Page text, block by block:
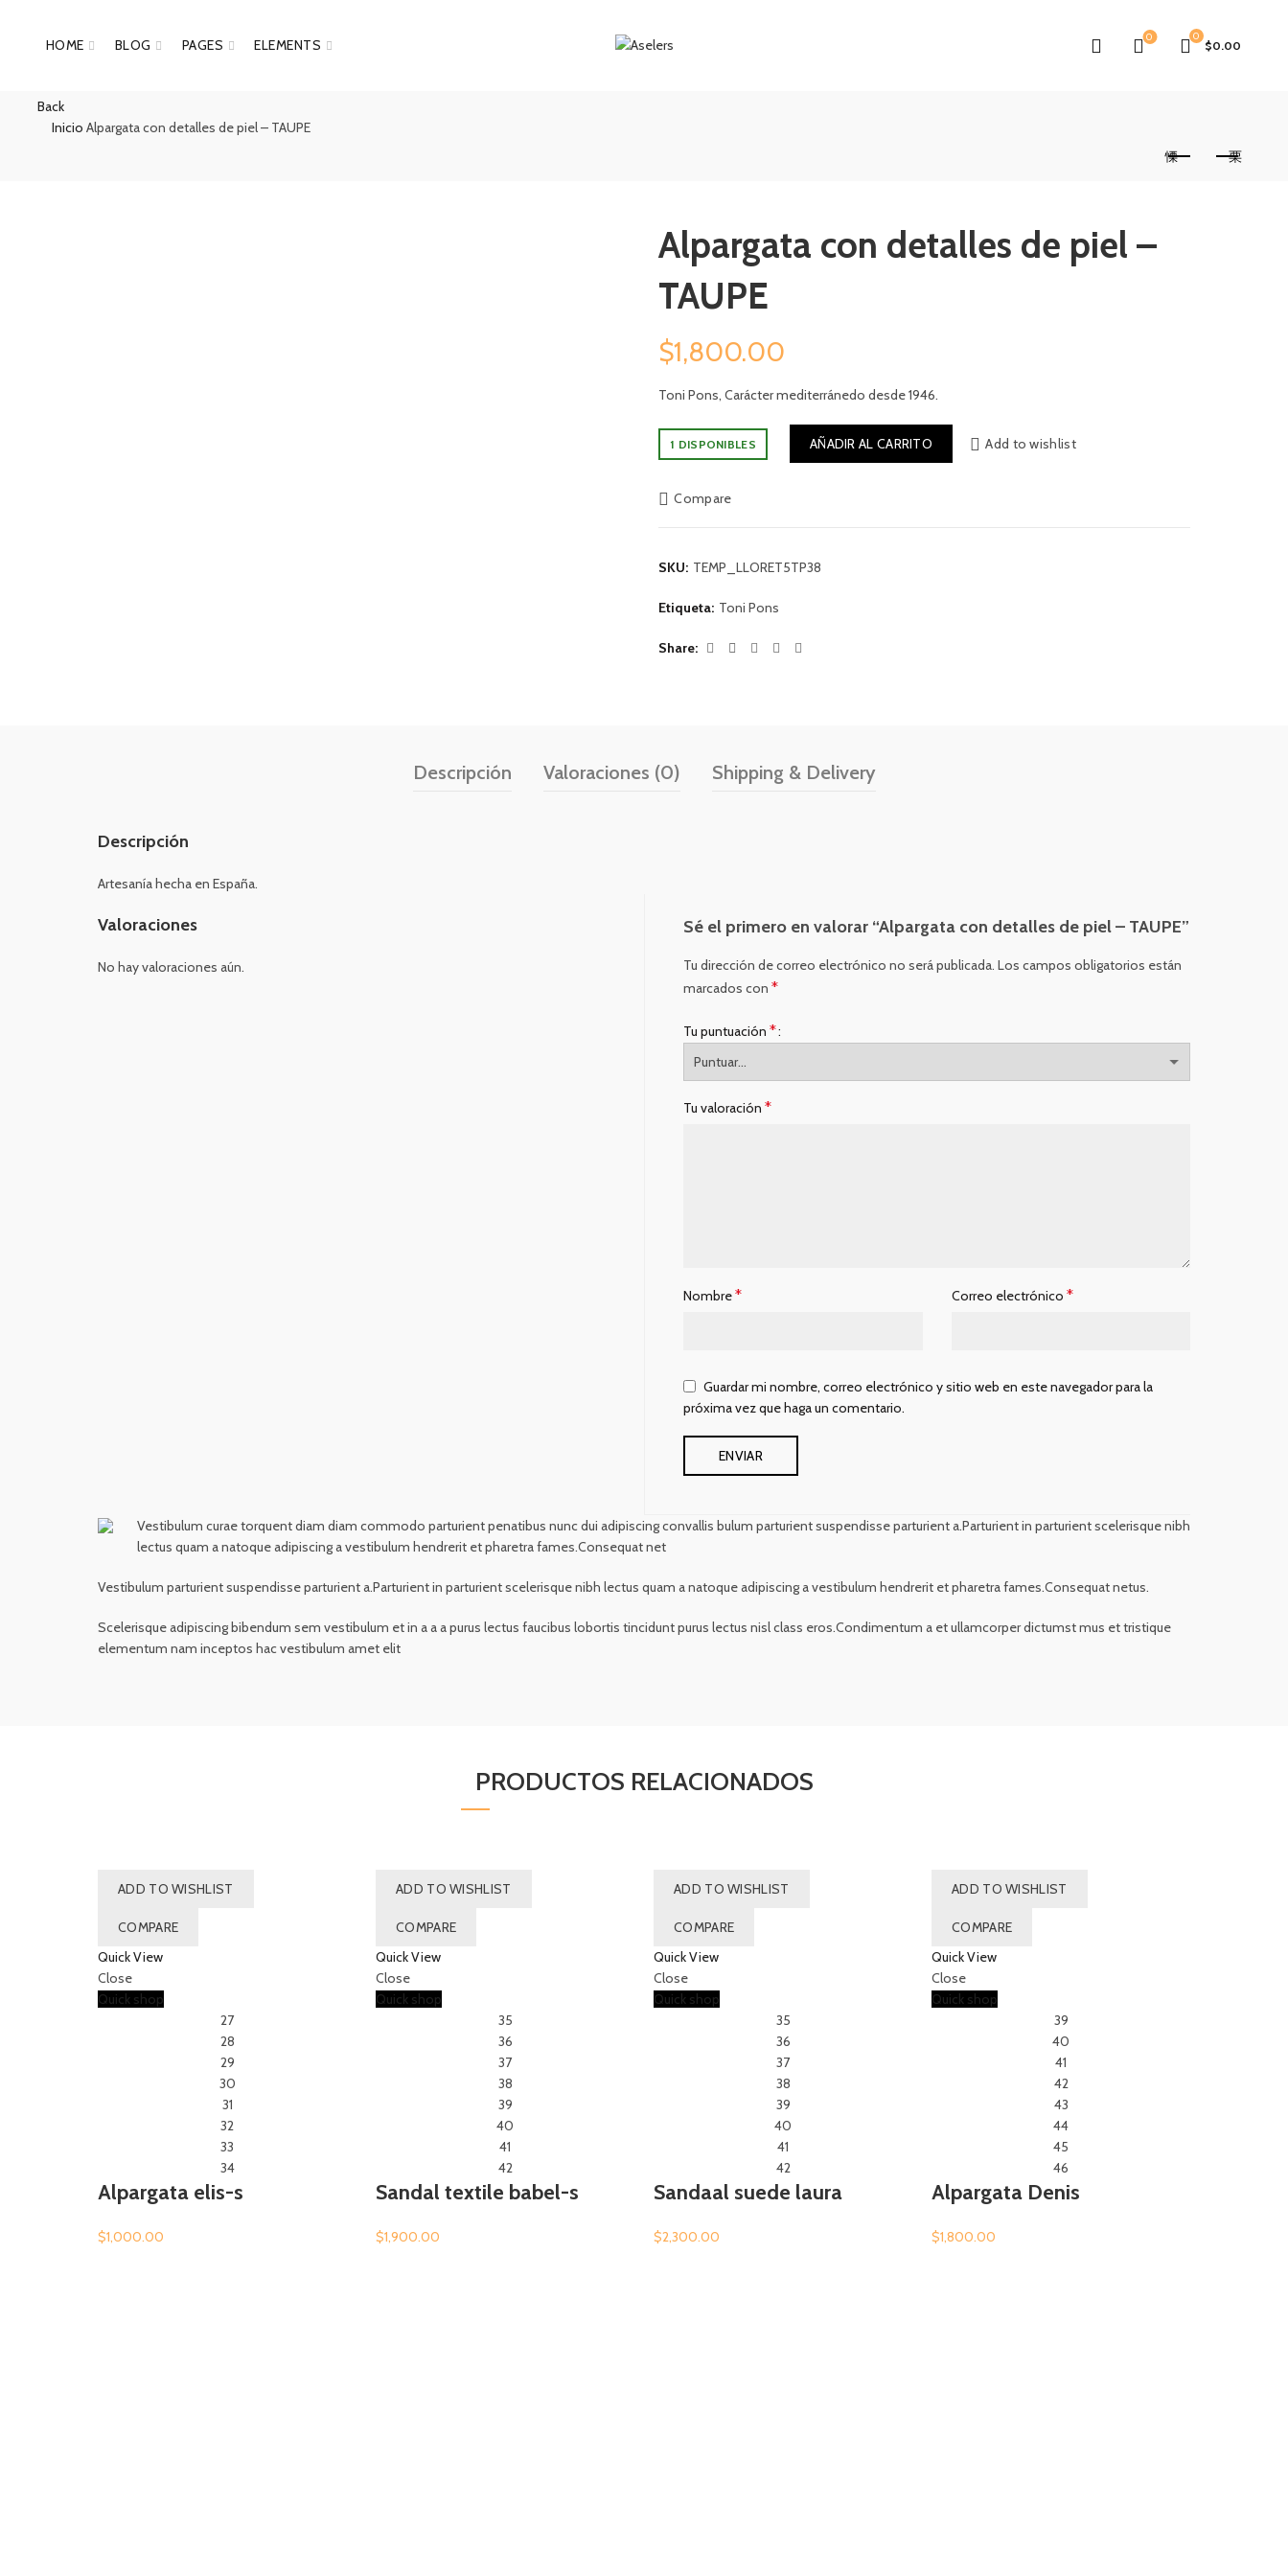
HOME BLOG PAGES ELEMENTS 0 0
$0.00
Back
Inicio Alpargata con detalles de piel – TAUPE
Alpargata con detalles de piel –
TAUPE
$1,800.00
Toni Pons, Carácter mediterránedo desde 1946.
1 DISPONIBLES AÑADIR AL CARRITO Add to wishlist
Compare
SKU: TEMP_LLORET5TP38
Etiqueta: Toni Pons
Share
Descripción Valoraciones (0) Shipping & Delivery
Descripción
Artesanía hecha en España.
Valoraciones
No hay valoraciones aún.
Sé el primero en valorar “Alpargata con detalles de piel – TAUPE”
Tu dirección de correo electrónico no será publicada. Los campos obligatorios están
marcados con *
Tu puntuación *
Tu valoración *
Nombre* Correo electrónico *
Guardar mi nombre, correo electrónico y sitio web en este navegador para la
próxima vez que haga un comentario.
Vestibulum curae torquent diam diam commodo parturient penatibus nunc dui adipiscing convallis bulum parturient suspendisse parturient a.Parturient in parturient scelerisque nibh
lectus quam a natoque adipiscing a vestibulum hendrerit et pharetra fames.Consequat net
Vestibulum parturient suspendisse parturient a.Parturient in parturient scelerisque nibh lectus quam a natoque adipiscing a vestibulum hendrerit et pharetra fames.Consequat netus.
Scelerisque adipiscing bibendum sem vestibulum et in a a a purus lectus faucibus lobortis tincidunt purus lectus nisl class eros.Condimentum a et ullamcorper dictumst mus et tristique
elementum nam inceptos hac vestibulum amet elit
PRODUCTOS RELACIONADOS
ADD TO WISHLIST
COMPARE
Quick View
Close
Quick shop
27
28
29
30
31
32
33
34
Alpargata elis-s
$1,000.00
ADD TO WISHLIST
COMPARE
Quick View
Close
Quick shop
35
36
37
38
39
40
41
42
Sandal textile babel-s
$1,900.00
ADD TO WISHLIST
COMPARE
Quick View
Close
Quick shop
35
36
37
38
39
40
41
42
Sandaal suede laura
$2,300.00
ADD TO WISHLIST
COMPARE
Quick View
Close
Quick shop
39
40
41
42
43
44
45
46
Alpargata Denis
$1,800.00